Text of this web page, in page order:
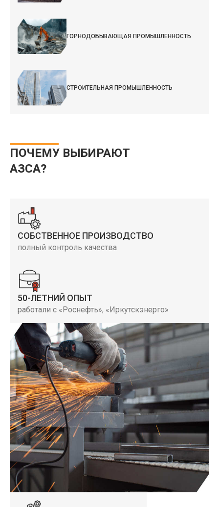
ГОРНОДОБЫВАЮЩАЯ ПРОМЫШЛЕННОСТЬ
СТРОИТЕЛЬНАЯ ПРОМЫШЛЕННОСТЬ
ПОЧЕМУ ВЫБИРАЮТ
АЗСА?
СОБСТВЕННОЕ ПРОИЗВОДСТВО
полный контроль качества
50-ЛЕТНИЙ ОПЫТ
работали с «Роснефть», «Иркутскэнерго»